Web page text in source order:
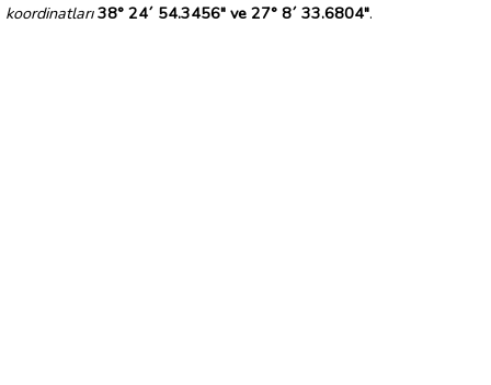
koordinatları 38° 24´ 54.3456" ve 27° 8´ 33.6804".